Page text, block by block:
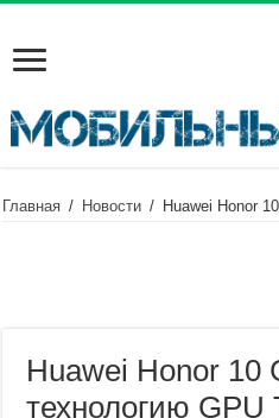
Главная / Новости / Huawei Honor
Huawei Honor 10
технологию GPU